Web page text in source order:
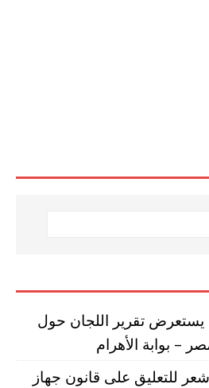
يستعرض تقرير اللجان حول
– بوابة الأهرام
للتعليق على قانون جهاز